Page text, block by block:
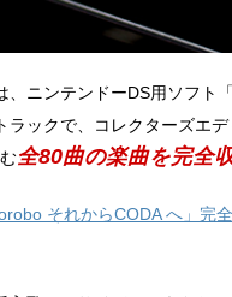
、ニンテンドーDS用ソフト「
ラックで、コレクターズエ
全80曲の楽曲を完全
それからCODA へ」完